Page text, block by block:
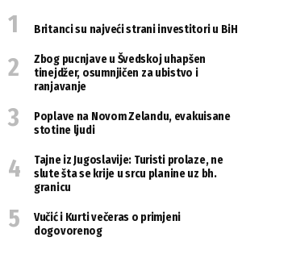
Britanci su najveći strani investitori u BiH
Zbog pucnjave u Švedskoj uhapšen
tinejdžer, osumnjičen za ubistvo i
ranjavanje
Poplave na Novom Zelandu, evakuisane
stotine ljudi
Tajne iz Jugoslavije: Turisti prolaze, ne
slute šta se krije u srcu planine uz bh.
granicu
Vučić i Kurti večeras o primjeni
dogovorenog